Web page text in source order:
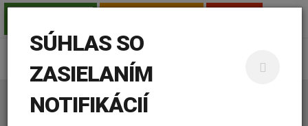
Úvod Genetika Katalóg vyšetrení
SÚHLAS SO
ZASIELANÍM
NOTIFIKÁCIÍ